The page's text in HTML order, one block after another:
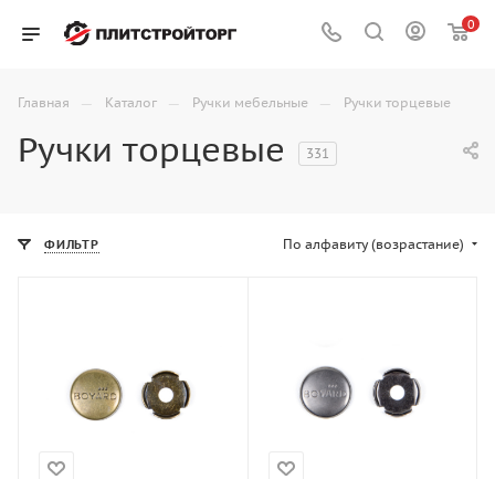
0
Главная — Каталог — Ручки мебельные — Ручки торцевые
Ручки торцевые 331
ФИЛЬТР По алфавиту (возрастание)